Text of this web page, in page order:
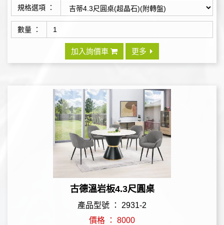
規格選項 ：
數量 ：
加入詢價車 更多
古德溫岩板4.3尺圓桌
產品型號 ： 2931-2
價格 ： 8000